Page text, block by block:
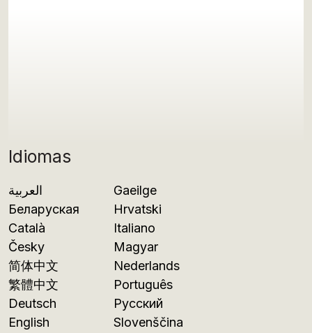
Idiomas
العربية
Беларуская
Català
Česky
简体中文
繁體中文
Deutsch
English
Gaeilge
Hrvatski
Italiano
Magyar
Nederlands
Português
Русский
Slovenščina